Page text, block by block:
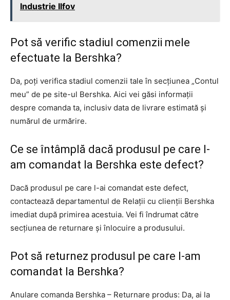
Industrie Ilfov
Pot să verific stadiul comenzii mele
efectuate la Bershka?
Da, poți verifica stadiul comenzii tale în secțiunea „Contul
meu” de pe site-ul Bershka. Aici vei găsi informații
despre comanda ta, inclusiv data de livrare estimată și
numărul de urmărire.
Ce se întâmplă dacă produsul pe care l-
am comandat la Bershka este defect?
Dacă produsul pe care l-ai comandat este defect,
contactează departamentul de Relații cu clienții Bershka
imediat după primirea acestuia. Vei fi îndrumat către
secțiunea de returnare și înlocuire a produsului.
Pot să returnez produsul pe care l-am
comandat la Bershka?
Anulare comanda Bershka – Returnare produs: Da, ai la